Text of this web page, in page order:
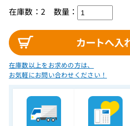
在庫数：2 数量：
在庫数以上をお求めの方は、
お気軽にお問い合わせください！